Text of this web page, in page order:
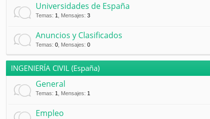
Universidades de España
Temas: 1 Mensajes: 3
Anuncios y Clasificados
Temas: 0 Mensajes: 0
INGENIERÍA CIVIL (España)
General
Temas: 1 Mensajes: 1
Empleo